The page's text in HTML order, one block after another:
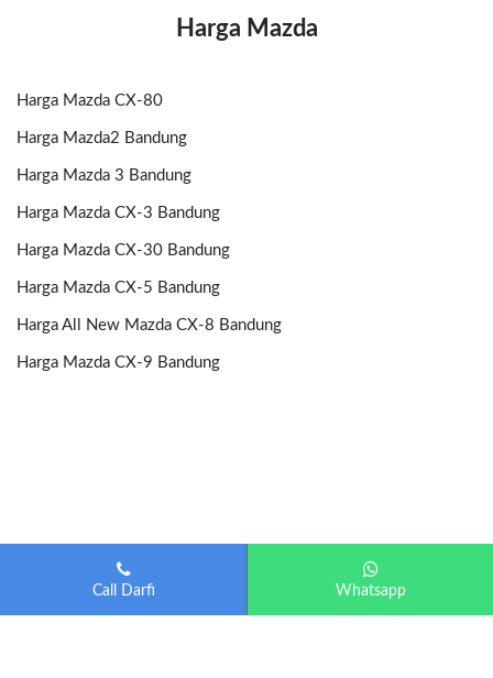
Harga Mazda
Harga Mazda CX-80
Harga Mazda2 Bandung
Harga Mazda 3 Bandung
Harga Mazda CX-3 Bandung
Harga Mazda CX-30 Bandung
Harga Mazda CX-5 Bandung
Harga All New Mazda CX-8 Bandung
Harga Mazda CX-9 Bandung
Mazda Bandung Otomotif-Bandung.com
Call Darfi Whatsapp